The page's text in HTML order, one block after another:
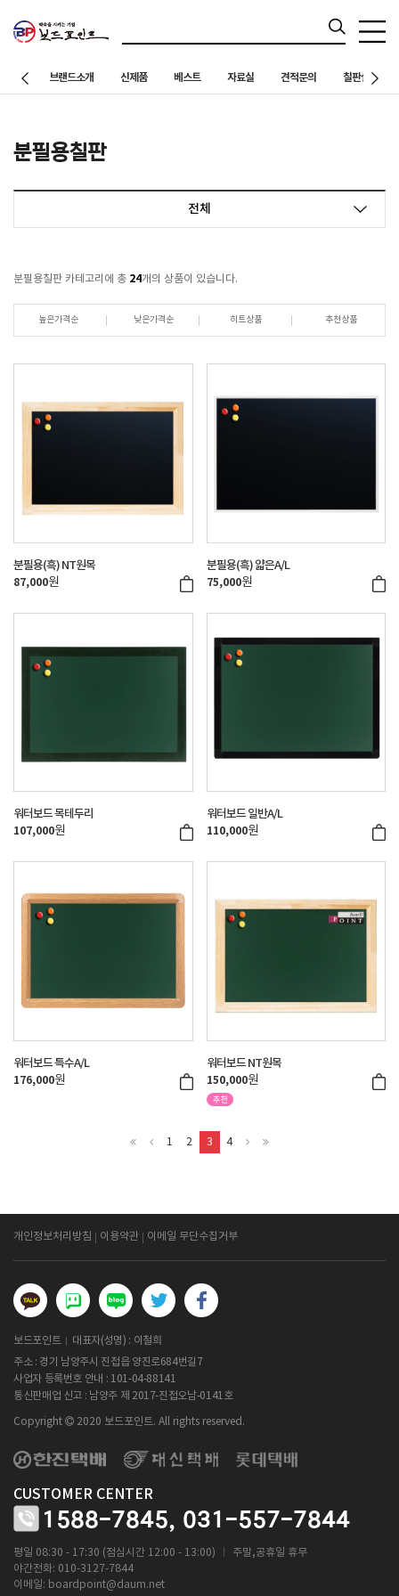
브랜드소개 신제품 베스트 자료실 견적문의 칠판설치 사례
분필용칠판
전체
분필용칠판 카테고리에 총 24개의 상품이 있습니다.
높은가격순 낮은가격순 히트상품 추천상품
분필용(흑) NT원목
87,000원
분필용(흑) 얇은A/L
75,000원
워터보드 목테두리
107,000원
워터보드 일반A/L
110,000원
워터보드 특수A/L
176,000원
워터보드 NT원목
150,000원
1 2 3 4
개인정보처리방침 이용약관 이메일 무단수집거부
보드포인트
대표자(성명) : 이철희
주소 : 경기 남양주시 진접읍 양진로684번길7
사업자 등록번호 안내 : 101-04-88141
통신판매업 신고 : 남양주 제 2017-진접오남-0141호
Copyright 2020 보드포인트. All rights reserved.
CUSTOMER CENTER
1588-7845, 031-557-7844
평일 08:30 - 17:30 (점심시간 12:00 - 13:00)
주말,공휴일 휴무
야간전화: 010-3127-7844
이메일: boardpoint@daum.net